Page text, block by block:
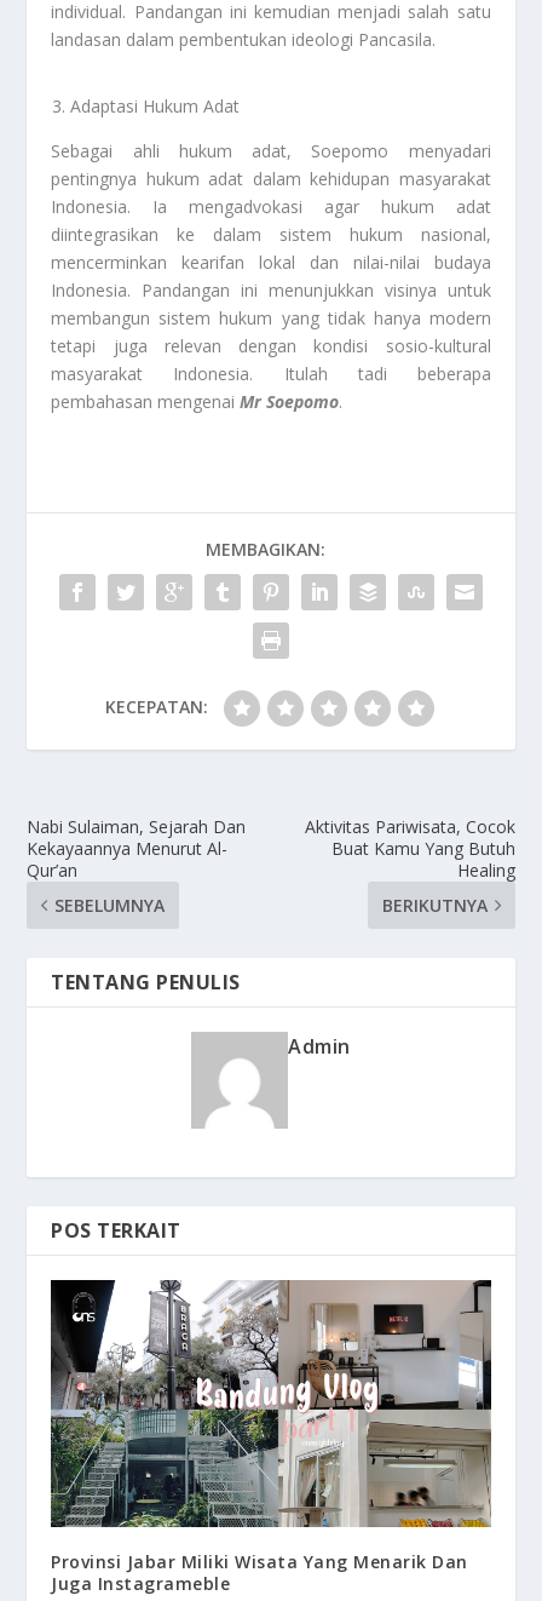
individual. Pandangan ini kemudian menjadi salah satu
landasan dalam pembentukan ideologi Pancasila.
Adaptasi Hukum Adat
Sebagai ahli hukum adat, Soepomo menyadari
pentingnya hukum adat dalam kehidupan masyarakat
Indonesia. Ia mengadvokasi agar hukum adat
diintegrasikan ke dalam sistem hukum nasional,
mencerminkan kearifan lokal dan nilai-nilai budaya
Indonesia. Pandangan ini menunjukkan visinya untuk
membangun sistem hukum yang tidak hanya modern
tetapi juga relevan dengan kondisi sosio-kultural
masyarakat Indonesia. Itulah tadi beberapa
pembahasan mengenaiMr Soepomo.
MEMBAGIKAN:
KECEPATAN:
Nabi Sulaiman, Sejarah Dan
Kekayaannya Menurut Al-
Qur’an
SEBELUMNYA
Aktivitas Pariwisata, Cocok
Buat Kamu Yang Butuh
Healing
BERIKUTNYA
TENTANG PENULIS
Admin
POS TERKAIT
Provinsi Jabar Miliki Wisata Yang Menarik Dan
Juga Instagrameble